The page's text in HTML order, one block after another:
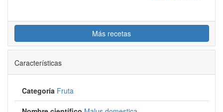
Más recetas
Características
Categoría Fruta